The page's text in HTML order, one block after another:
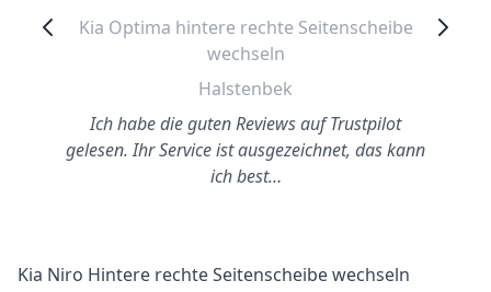
Kia Optima hintere rechte Seitenscheibe
wechseln
Halstenbek
Ich habe die guten Reviews auf Trustpilot
gelesen. Ihr Service ist ausgezeichnet, das kann
ich best…
Kia Niro Hintere rechte Seitenscheibe wechseln